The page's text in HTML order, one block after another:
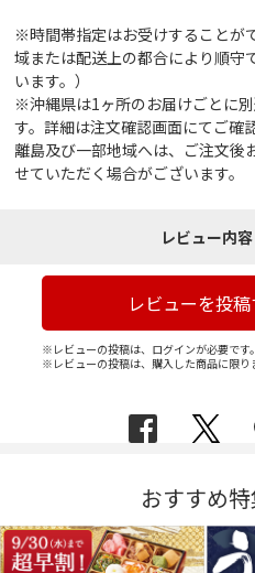
※時間帯指定はお受けすることが
域または配送上の都合により順守
います。）
※沖縄県は1ヶ所のお届けごとに
す。詳細は注文確認画面にてご確
離島及び一部地域へは、ご注文後
せていただく場合がございます。
レビュー内容
レビューを投稿
※レビューの投稿は、ログインが必要です。
※レビューの投稿は、購入した商品に限り
おすすめ